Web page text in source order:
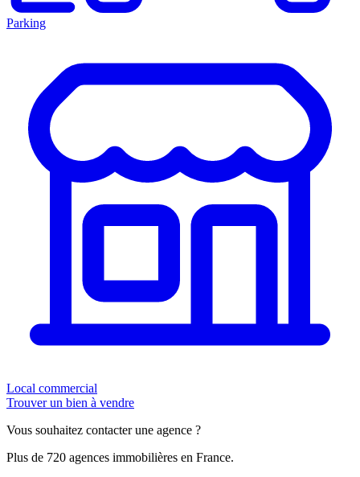
Parking
Local commercial
Trouver un bien à vendre
Vous souhaitez contacter une agence ?
Plus de 720 agences immobilières en France.